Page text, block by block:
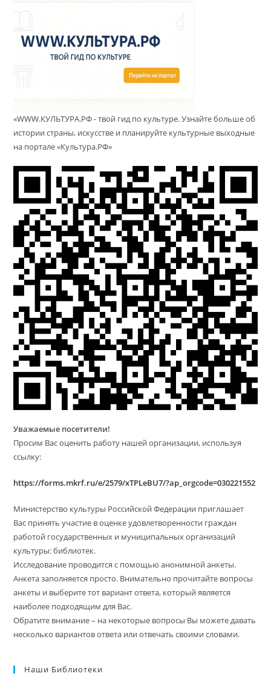
«WWW.КУЛЬТУРА.РФ - твой гид по культуре. Узнайте больше об
истории страны, искусстве и планируйте культурные выходные
на портале «Культура.РФ»
Уважаемые посетители!
Просим Вас оценить работу нашей организации, используя
ссылку:
https://forms.mkrf.ru/e/2579/xTPLeBU7/?ap_orgcode=030221552
Министерство культуры Российской Федерации приглашает
Вас принять участие в оценке удовлетворенности граждан
работой государственных и муниципальных организаций
культуры: библиотек.
Исследование проводится с помощью анонимной анкеты.
Анкета заполняется просто. Внимательно прочитайте вопросы
анкеты и выберите тот вариант ответа, который является
наиболее подходящим для Вас.
Обратите внимание – на некоторые вопросы Вы можете давать
несколько вариантов ответа или отвечать своими словами.
Наши Библиотеки